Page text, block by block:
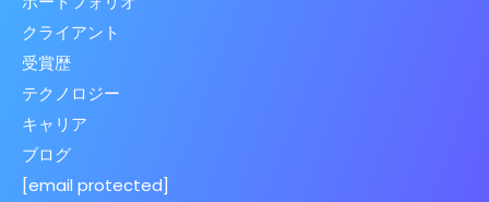
クライアント
受賞歴
テクノロジー
キャリア
ブログ
[email protected]